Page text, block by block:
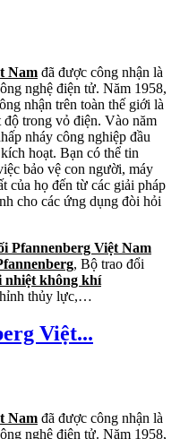
Nam đã được công nhận là
nghệ điện tử. Năm 1958,
nhận trên toàn thế giới là
độ trong vỏ điện. Vào năm
nháy công nghiệp đầu
hoạt. Bạn có thể tin
bảo vệ con người, máy
của họ đến từ các giải pháp
cho các ứng dụng đòi hỏi
Pfannenberg Việt Nam
, Bộ trao đổi
nhiệt không khí
thủy lực,…
Việt...
Nam đã được công nhận là
nghệ điện tử. Năm 1958,